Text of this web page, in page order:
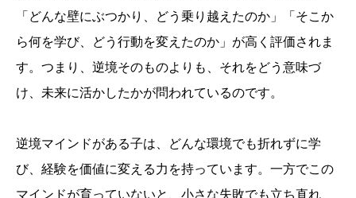
「どんな壁にぶつかり、どう乗り越えたのか」「そこか
ら何を学び、どう行動を変えたのか」が高く評価されま
す。つまり、逆境そのものよりも、それをどう意味づ
け、未来に活かしたかが問われているのです。
逆境マインドがある子は、どんな環境でも折れずに学
び、経験を価値に変える力を持っています。一方でこの
マインドが育っていないと、小さな失敗でも立ち直れ